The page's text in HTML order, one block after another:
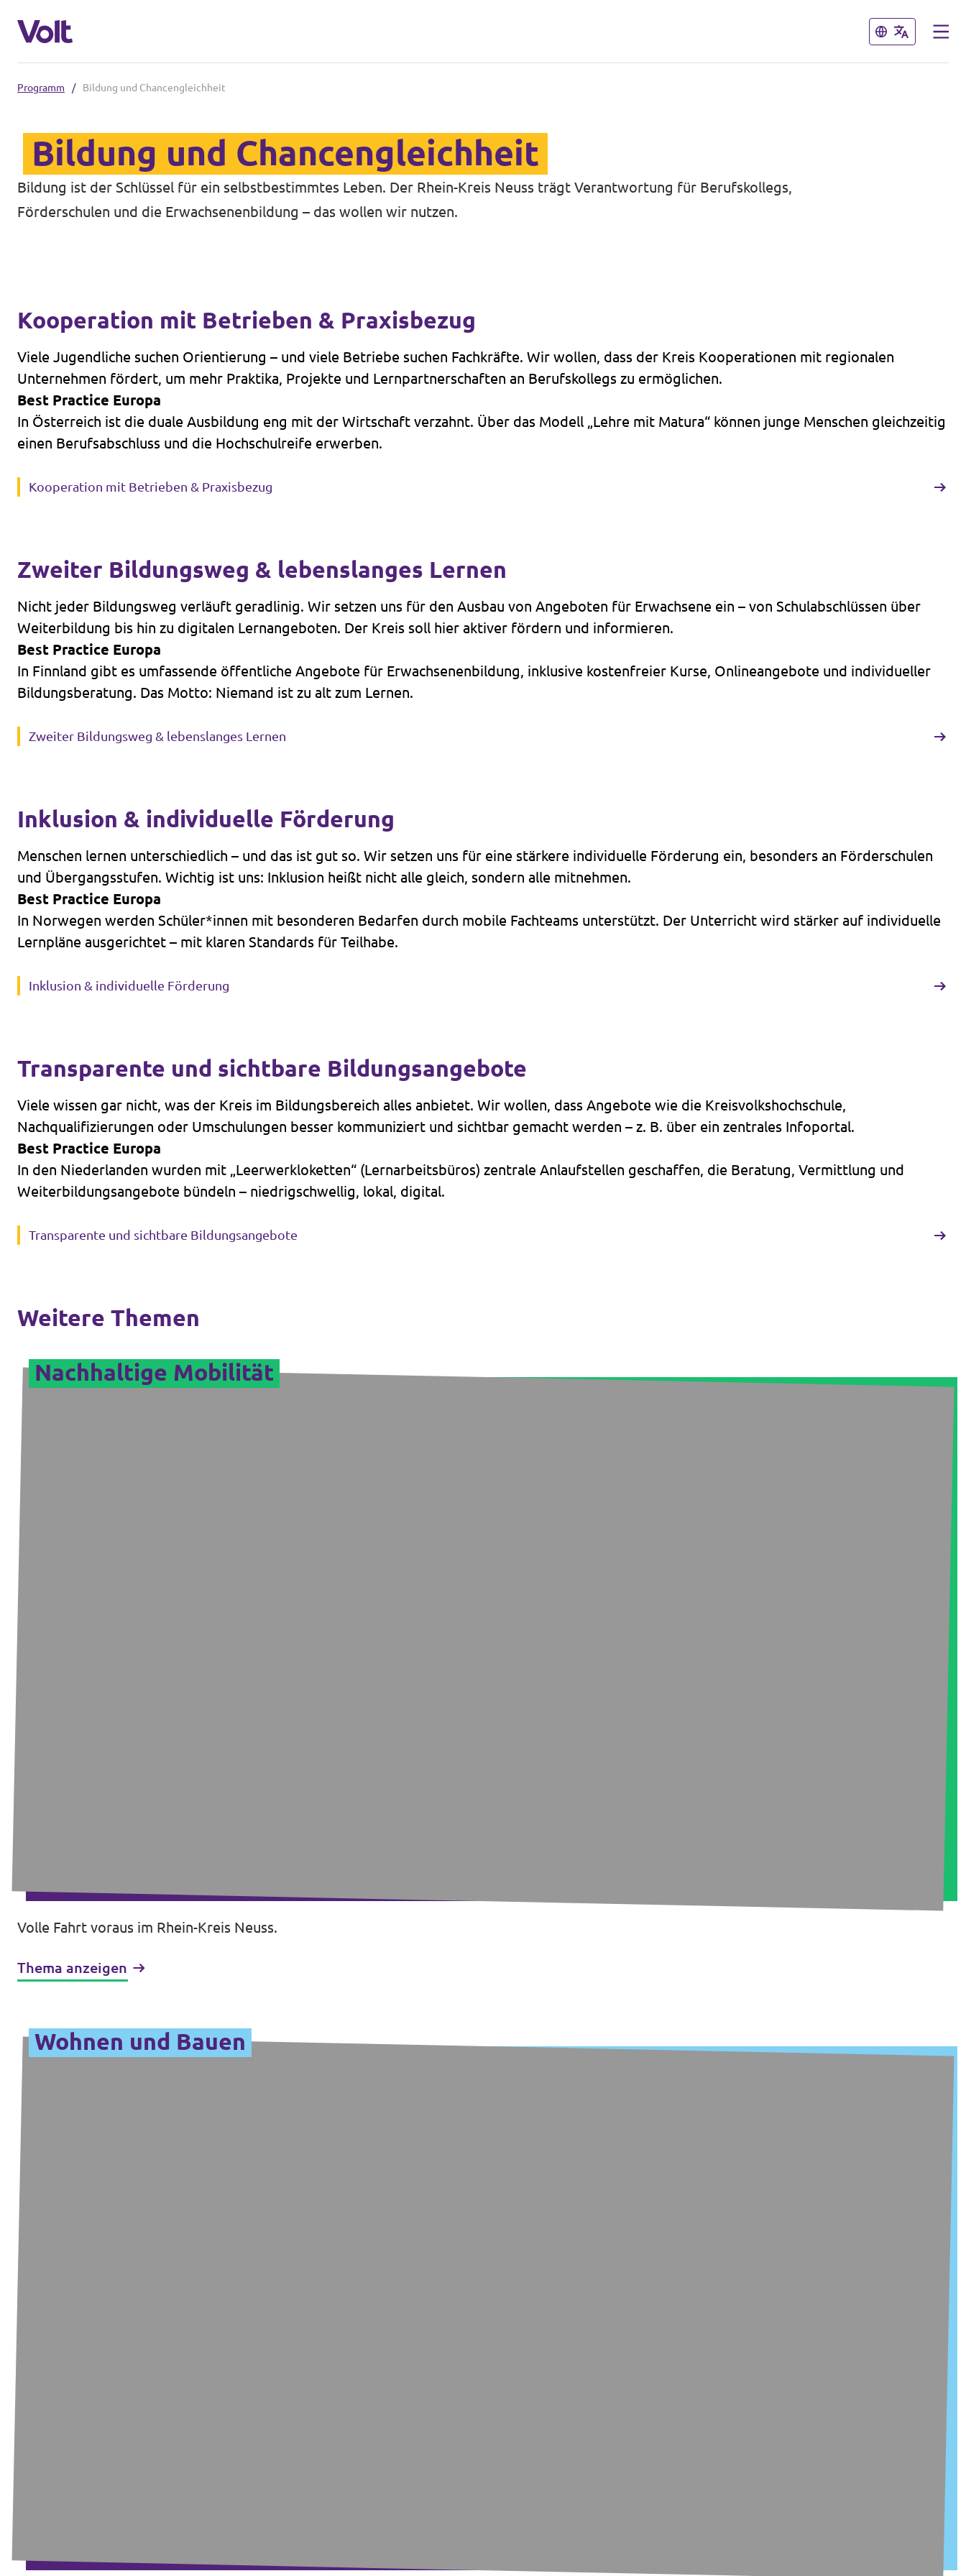
Schließen
Website von Volt NRW
Teams vor Ort in NRW
Volt Deutschland Merchandise Shop
Schließen
Programm
Über Volt
Presse
Transparenz
Datenschutz
Programm / Bildung und Chancengleichheit
Bildung und Chancengleichheit
Bildung ist der Schlüssel für ein selbstbestimmtes Leben. Der Rhein-Kreis Neuss trägt Verantwortung für Berufskollegs,
Förderschulen und die Erwachsenenbildung – das wollen wir nutzen.
Kooperation mit Betrieben & Praxisbezug
Viele Jugendliche suchen Orientierung – und viele Betriebe suchen Fachkräfte. Wir wollen, dass der Kreis Kooperationen mit regionalen
Unternehmen fördert, um mehr Praktika, Projekte und Lernpartnerschaften an Berufskollegs zu ermöglichen.
Best Practice Europa
In Österreich ist die duale Ausbildung eng mit der Wirtschaft verzahnt. Über das Modell „Lehre mit Matura“ können junge Menschen gleichzeitig
einen Berufsabschluss und die Hochschulreife erwerben.
Kooperation mit Betrieben & Praxisbezug
Zweiter Bildungsweg & lebenslanges Lernen
Nicht jeder Bildungsweg verläuft geradlinig. Wir setzen uns für den Ausbau von Angeboten für Erwachsene ein – von Schulabschlüssen über
Weiterbildung bis hin zu digitalen Lernangeboten. Der Kreis soll hier aktiver fördern und informieren.
Best Practice Europa
In Finnland gibt es umfassende öffentliche Angebote für Erwachsenenbildung, inklusive kostenfreier Kurse, Onlineangebote und individueller
Bildungsberatung. Das Motto: Niemand ist zu alt zum Lernen.
Zweiter Bildungsweg & lebenslanges Lernen
Inklusion & individuelle Förderung
Menschen lernen unterschiedlich – und das ist gut so. Wir setzen uns für eine stärkere individuelle Förderung ein, besonders an Förderschulen
und Übergangsstufen. Wichtig ist uns: Inklusion heißt nicht alle gleich, sondern alle mitnehmen.
Best Practice Europa
In Norwegen werden Schüler*innen mit besonderen Bedarfen durch mobile Fachteams unterstützt. Der Unterricht wird stärker auf individuelle
Lernpläne ausgerichtet – mit klaren Standards für Teilhabe.
Inklusion & individuelle Förderung
Transparente und sichtbare Bildungsangebote
Viele wissen gar nicht, was der Kreis im Bildungsbereich alles anbietet. Wir wollen, dass Angebote wie die Kreisvolkshochschule,
Nachqualifizierungen oder Umschulungen besser kommuniziert und sichtbar gemacht werden – z. B. über ein zentrales Infoportal.
Best Practice Europa
In den Niederlanden wurden mit „Leerwerkloketten“ (Lernarbeitsbüros) zentrale Anlaufstellen geschaffen, die Beratung, Vermittlung und
Weiterbildungsangebote bündeln – niedrigschwellig, lokal, digital.
Transparente und sichtbare Bildungsangebote
Weitere Themen
Nachhaltige Mobilität
Volle Fahrt voraus im Rhein-Kreis Neuss.
Thema anzeigen
Wohnen und Bauen